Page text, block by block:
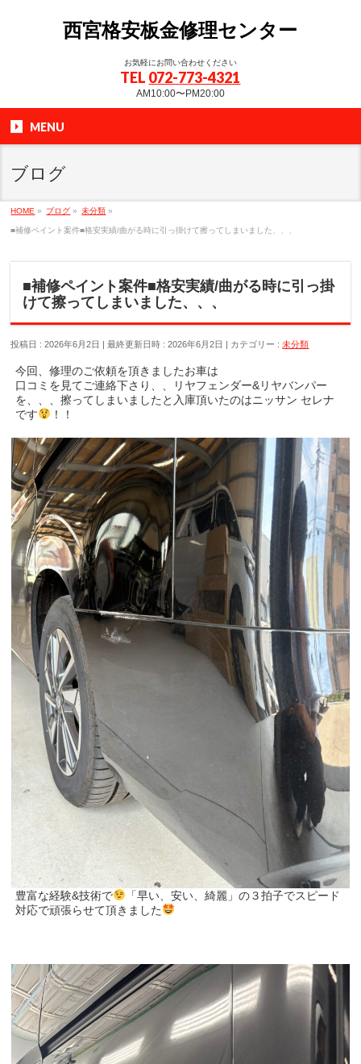
西宮格安板金修理センター
お気軽にお問い合わせください
TEL 072-773-4321
AM10:00〜PM20:00
MENU
ブログ
HOME » ブログ » 未分類 »
■補修ペイント案件■格安実績/曲がる時に引っ掛けて擦ってしまいました、、、
■補修ペイント案件■格安実績/曲がる時に引っ掛
けて擦ってしまいました、、、
投稿日 : 2026年6月2日 最終更新日時 : 2026年6月2日 カテゴリー :未分類
今回、修理のご依頼を頂きましたお車は
口コミを見てご連絡下さり、、リヤフェンダー&リヤバンパー
を、、、擦ってしまいましたと入庫頂いたのはニッサン セレナ
です
！！
豊富な経験&技術で
「早い、安い、綺麗」の３拍子でスピード
対応で頑張らせて頂きました